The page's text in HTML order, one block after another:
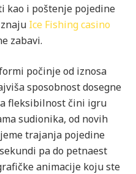
kao i poštenje pojedine
Ice Fishing casino
zabavi.
počinje od iznosa
sposobnost dosegne
fleksibilnost čini igru
sudionika, od novih
trajanja pojedine
pa do petnaest
animacije koju ste